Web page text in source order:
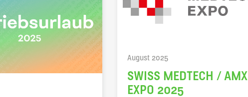
August 2025
SWISS MEDTECH / AMX
EXPO 2025